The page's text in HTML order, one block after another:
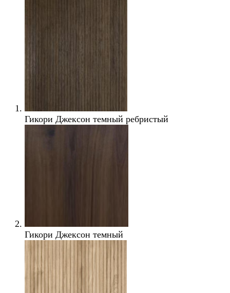
Гикори Джексон темный ребристый
Гикори Джексон темный